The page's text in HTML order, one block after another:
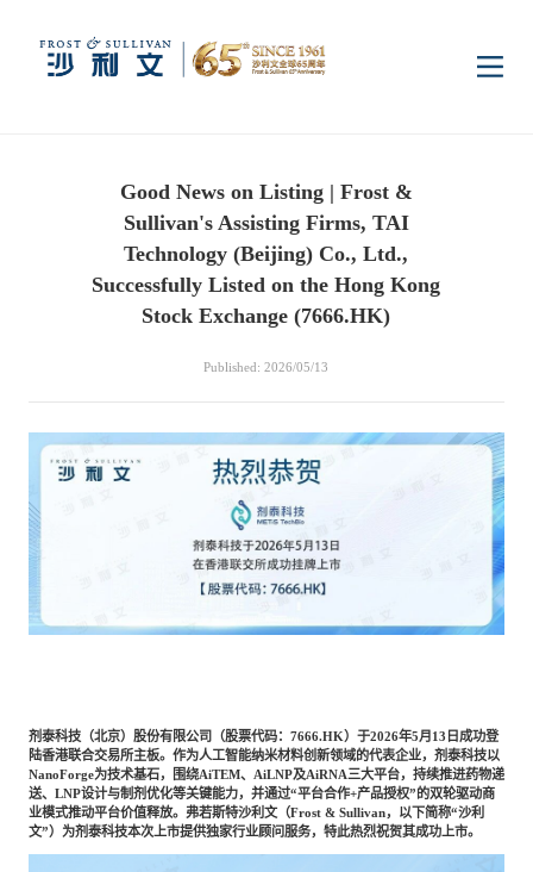
Industry Research
Enterprise Research
Market News
Industries
Digital Infrastructure Consumer Electronics
Dual Carbon & New
Energy
Healthcare & Life
Sciences
Semiconductor & Chip
Public Sector Food & Beverage
Technology, Media and
Telecom
Fintech
Capital Market Advisory
Media Center
Activity
About Us
Management Team
中
Good News on Listing | Frost &
Sullivan's Assisting Firms, TAI
Technology (Beijing) Co., Ltd.,
Successfully Listed on the Hong Kong
Stock Exchange (7666.HK)
Published: 2026/05/13
剂泰科技（北京）股份有限公司（股票代码： 7666.HK）于2026年5月 13 日成功登
陆香港联合交易所主板。作为人工智能纳米材料创新领域的代表企业，剂泰科技以
NanoForge为技术基石，围绕AiTEM、 AiLNP及AiRNA三大平台，持续推进药物递
送、 LNP设计与制剂优化等关键能力，并通过“平台合作+产品授权”的双轮驱动商
业模式推动平台价值释放。弗若斯特沙利文（Frost& Sullivan，以下简称“沙利
文”）为剂泰科技本次上市提供独家行业顾问服务，特此热烈祝贺其成功上市。